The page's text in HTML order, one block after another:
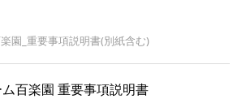
園_重要事項説明書(別紙含む)
百楽園 重要事項説明書